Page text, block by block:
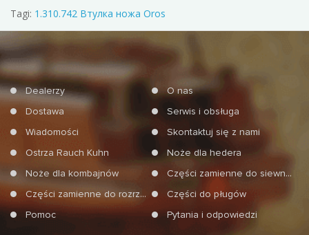
Tagi: 1.310.742 Втулка ножа Oros
Dealerzy
O nas
Dostawa
Serwis i obsługa
Wiadomości
Skontaktuj się z nami
Ostrza Rauch Kuhn
Noże dla hedera
Noże dla kombajnów
Części zamienne do siewników
Części zamienne do rozrzucań mineralnych nawozów
Części do pługów
Pomoc
Pytania i odpowiedzi